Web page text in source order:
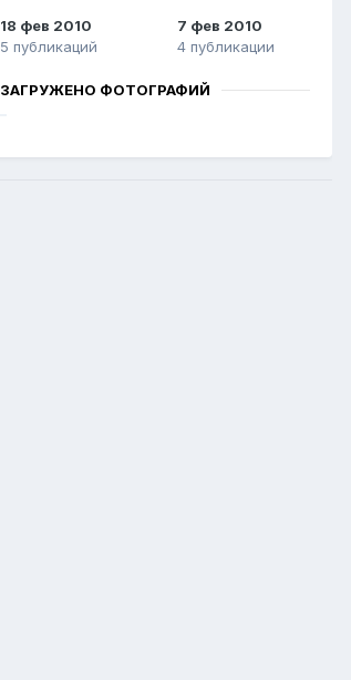
18 фев 2010
5 публикаций
7 фев 2010
4 публикации
ЗАГРУЖЕНО ФОТОГРАФИЙ